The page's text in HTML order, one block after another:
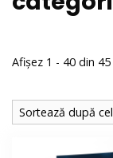
Afișez 1 - 40 din